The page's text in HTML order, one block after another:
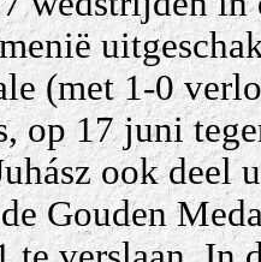
(met 1-0
op 17 juni
ook deel
Gouden